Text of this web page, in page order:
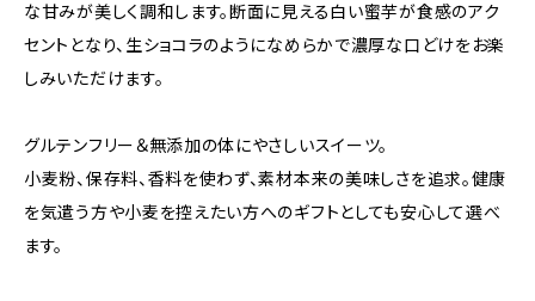
な甘みが美しく調和します。断面に見える白い蜜芋が食感のアク
セントとなり、生ショコラのようになめらかで濃厚な口どけをお楽
しみいただけます。
グルテンフリー＆無添加の体にやさしいスイーツ。
小麦粉、保存料、香料を使わず、素材本来の美味しさを追求。健康
を気遣う方や小麦を控えたい方へのギフトとしても安心して選べ
ます。